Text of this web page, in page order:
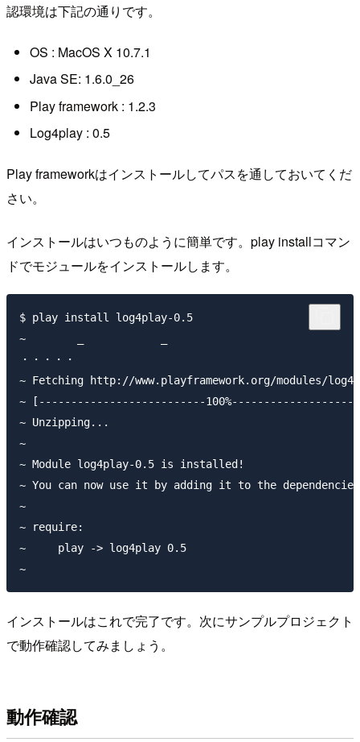
認環境は下記の通りです。
OS : MacOS X 10.7.1
Java SE: 1.6.0_26
Play framework : 1.2.3
Log4play : 0.5
Play frameworkはインストールしてパスを通しておいてくだ
さい。
インストールはいつものように簡単です。play installコマン
ドでモジュールをインストールします。
$ play install log4play-0.5
~        _            _
・・・・・
~ Fetching http://www.playframework.org/modules/
~ [--------------------------
~ Unzipping...
~
~ Module log4play-0.5 is installed!
~ You can now use it by adding it to the
~
~ require:
~     play -> log4play 0.5
インストールはこれで完了です。次にサンプルプロジェクト
で動作確認してみましょう。
動作確認